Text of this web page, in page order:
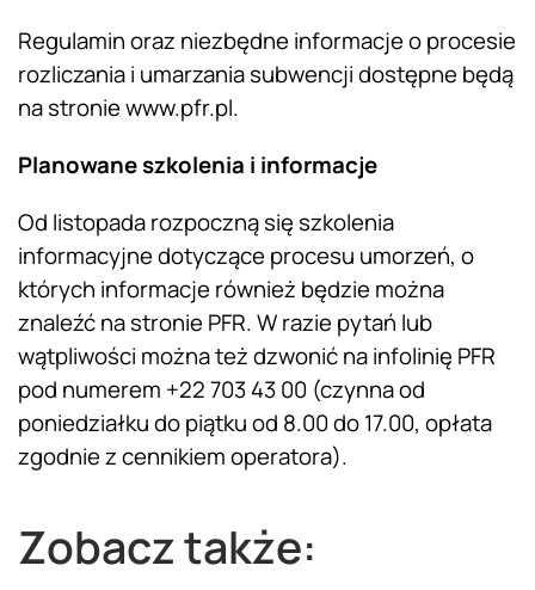
Regulamin oraz niezbędne informacje o procesie
rozliczania i umarzania subwencji dostępne będą
na stroniewww.pfr.pl.
Planowane szkolenia i informacje
Od listopada rozpoczną się szkolenia
informacyjne dotyczące procesu umorzeń, o
których informacje również będzie można
znaleźć na stronie PFR. W razie pytań lub
wątpliwości można też dzwonić na infolinię PFR
pod numerem +22 703 43 00 (czynna od
poniedziałku do piątku od 8.00 do 17.00, opłata
zgodnie z cennikiem operatora).
Zobacz także: